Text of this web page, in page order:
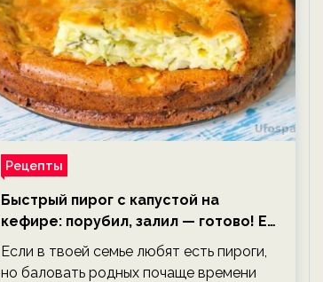
Рецепты
Быстрый пирог с капустой на
кефире: порубил, залил — готово! Ем,
не тревожась о фигуре!
Если в твоей семье любят есть пироги,
но баловать родных почаще времени